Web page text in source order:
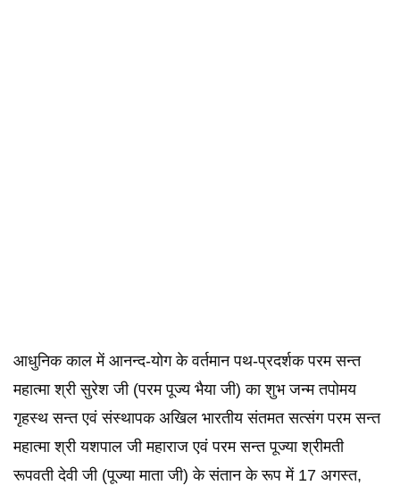
आधुनिक काल में आनन्द-योग के वर्तमान पथ-प्रदर्शक परम सन्त
महात्मा श्री सुरेश जी (परम पूज्य भैया जी) का शुभ जन्म तपोमय
गृहस्थ सन्त एवं संस्थापक अखिल भारतीय संतमत सत्संग परम सन्त
महात्मा श्री यशपाल जी महाराज एवं परम सन्त पूज्या श्रीमती
रूपवती देवी जी (पूज्या माता जी) के संतान के रूप में 17 अगस्त,